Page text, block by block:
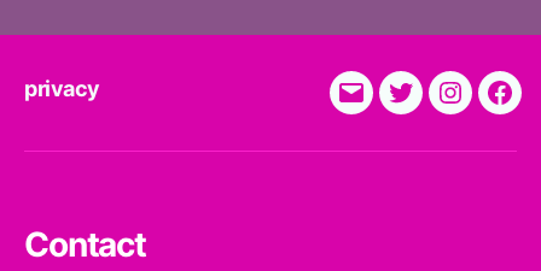
privacy
E-
Twitter
Contact